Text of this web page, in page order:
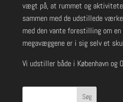
vægt på, at rummet og
sammen med de udstillede
med den vante forestilling om en
megavæggene er i sig selv et
Vi udstiller både i København og
Søg